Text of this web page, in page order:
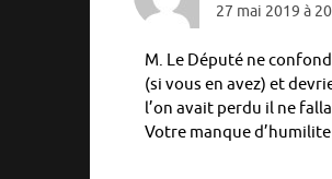
27 mai 2019 à
M. Le Député ne
(si vous en avez) et
l’on avait perdu il ne
Votre manque